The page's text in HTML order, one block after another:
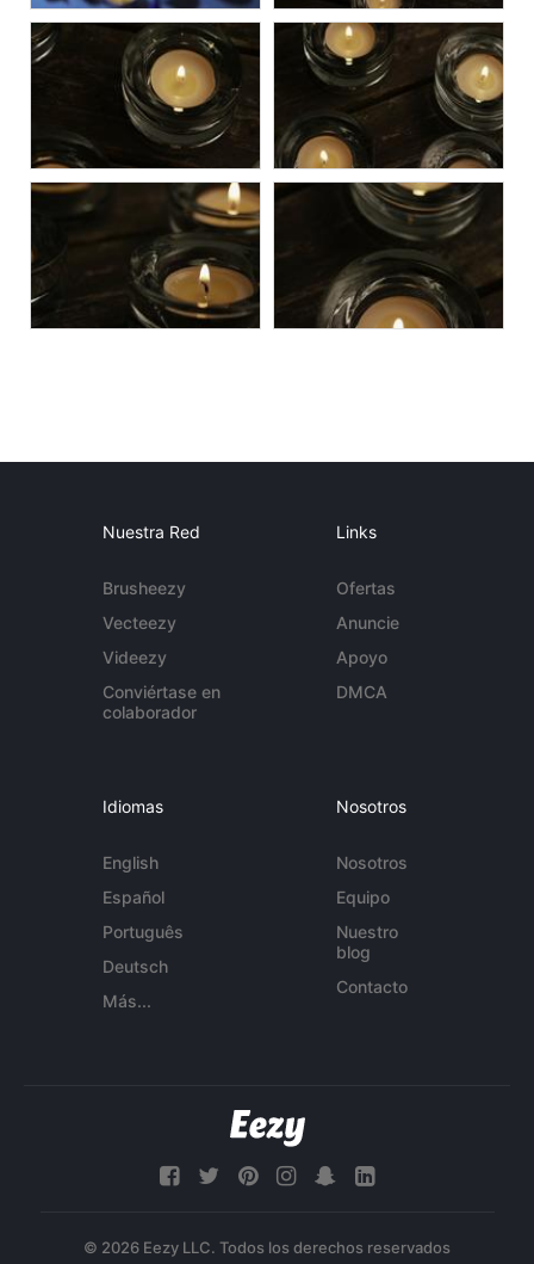
Nuestra Red
Brusheezy
Vecteezy
Videezy
Conviértase en
colaborador
Links
Ofertas
Anuncie
Apoyo
DMCA
Idiomas
English
Español
Português
Deutsch
Más...
Nosotros
Nosotros
Equipo
Nuestro
blog
Contacto
© 2026 Eezy LLC. Todos los derechos reservados